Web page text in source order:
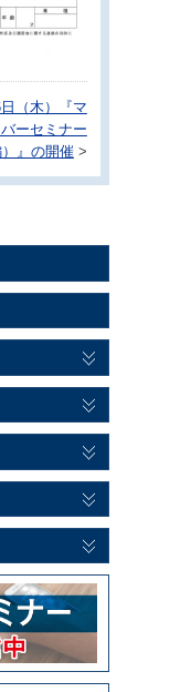
（木）『マ
ーセミナー
）』の開催>